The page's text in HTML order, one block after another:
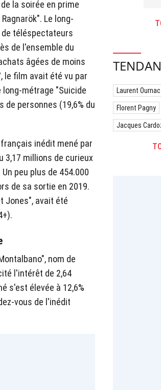
la soirée en prime
Le long-
téléspectateurs
de l'ensemble du
âgées de moins
le film avait été vu par
long-métrage "Suicide
de personnes (19,6% du
inédit mené par
3,17 millions de curieux
peu plus de 454.000
de sa sortie en 2019.
Jones", avait été
nom de
l'intérêt de 2,64
s'est élevée à 12,6%
vous de l'inédit
Laurent Ournac
Florent Pagny
Jacques